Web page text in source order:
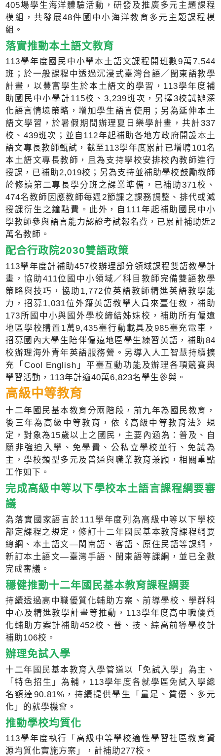
405場學生海洋體驗活動，研發及推廣多元主題課程
模組，共發展48件國中小海洋教育多元主題課程模
組。
落實推動本土語文教育
113學年度國民中小學本土語文課程開班數9萬7,544
班；於一般課程中透過沉浸式臺灣台語／閩東語教學
計畫，以豐富學生於本土語文的學習，113學年度補
助國民中小學計115校、3,239班次，另擇3校試辦深
化語言情境策略，增加學生語言使用；另為延伸本土
語文學習，於暑假期間辦理夏日樂學計畫，共計337
校、439班次；並自112年起補助各地方政府開設本土
語文專長教師甄試，截至113學年度累計已增聘101名
本土語文專長教師，且為支持學校安排校內教師進行
授課，已補助2,019校；另為支持並補助學校鼓勵教師
於修讀第二專長學分班之課業準備，已補助371校、
474名教師因應教師每週2節課之課務調整、排代或減
授課衍生之鐘點費。此外，自111年起補助國民中小
學教師參與語言能力認證考試報名費，已累計補助近2
萬名教師。
配合行政院2030雙語政策
113學年度計補助457校辦理部分領域課程雙語教學計
畫，協助411位國中小領域／科目教師完備雙語教學
策略與技巧，協助1,772位英語教師精進英語教學能
力，招募1,031位外籍英語教學人員來臺任教，補助
173所國中小與國外學校締結姊妹校，補助所有偏遠
地區學校購置1萬9,435臺行動載具及985臺充電車，
招募國內大學生陪伴偏遠地區學生練習英語，補助84
校辦理海外青年英語服務營。另導入人工智慧持續擴
充「Cool English」平臺互動功能及辦理各項競賽與
學習活動，113年計逾40萬6,823名學生參與。
高級中等教育
十二年國民基本教育分兩階段，前九年為國民教育，
後三年為高級中等教育，依《高級中等教育法》規
定，對象為15歲以上之國民，主要內涵為：普及、自
願非強迫入學、免學費、公私立學校並行、免試為
主，學校類型多元及普通與職業教育兼顧，相關重點
工作如下。
完成高級中等以下學校本土語言課程綱要審
議
為落實國家語言於111學年度列為高級中等以下學校
部定課程之規定，修訂十二年國民基本教育課程綱要
總綱、本土語文—閩南語、客語、原住民語等課綱，
新訂本土語文—臺灣手語、閩東語等課綱，並已全數
完成審議。
穩健推動十二年國民基本教育課程綱要
持續透過高中職優質化輔助方案、前導學校、學群科
中心及精進教學計畫等推動，113學年度高中職優質
化輔助方案計補助452校、普、技、綜高前導學校計
補助106校。
辦理免試入學
十二年國民基本教育入學管道以「免試入學」為主、
「特色招生」為輔，113學年度各就學區免試入學總
名額達90.81%，持續提供學生「量足、質優、多元
化」的就學機會。
推動學校均質化
113學年度執行「高級中等學校適性學習社區教育資
源均質化實施方案」，計補助277校。